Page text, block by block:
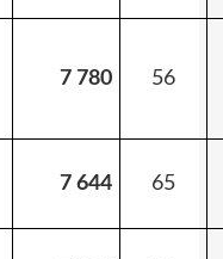
7 780 56
7 644 65